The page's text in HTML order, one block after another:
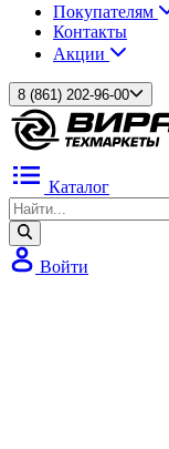
Покупателям
Контакты
Акции
8 (861) 202-96-00
Каталог
Войти